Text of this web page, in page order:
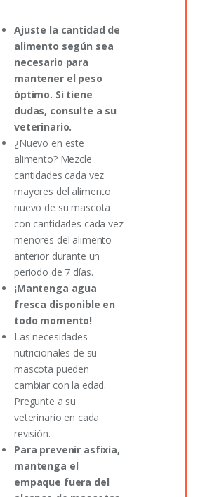
Ajuste la cantidad de
alimento según sea
necesario para
mantener el peso
óptimo. Si tiene
dudas, consulte a su
veterinario.
¿Nuevo en este
alimento? Mezcle
cantidades cada vez
mayores del alimento
nuevo de su mascota
con cantidades cada vez
menores del alimento
anterior durante un
periodo de 7 días.
¡Mantenga agua
fresca disponible en
todo momento!
Las necesidades
nutricionales de su
mascota pueden
cambiar con la edad.
Pregunte a su
veterinario en cada
revisión.
Para prevenir asfixia,
mantenga el
empaque fuera del